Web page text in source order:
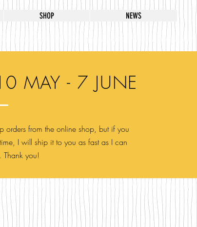
SHOP NEWS
MAY - 7 JUNE
orders from the online shop, but if you
I will ship it to you as fast as I can
Thank you!